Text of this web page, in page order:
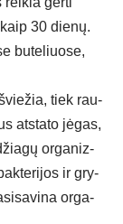
30 die­nų.
bu­te­liuo­se,
tiek rau­
at­sta­to jė­gas,
or­ga­niz­
ir gry­
or­ga­